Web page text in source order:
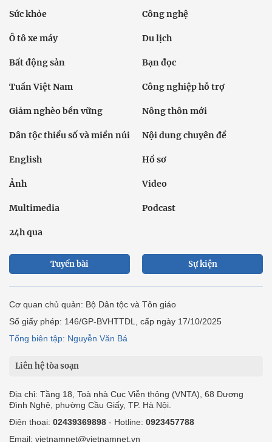
Sức khỏe Công nghệ
Ô tô xe máy Du lịch
Bất động sản Bạn đọc
Tuần Việt Nam Công nghiệp hỗ trợ
Giảm nghèo bền vững Nông thôn mới
Dân tộc thiểu số và miền núi Nội dung chuyên đề
English Hồ sơ
Ảnh Video
Multimedia Podcast
24h qua
Tuyến bài Sự kiện
Cơ quan chủ quản: Bộ Dân tộc và Tôn giáo
Số giấy phép: 146/GP-BVHTTDL, cấp ngày 17/10/2025
Tổng biên tập: Nguyễn Văn Bá
Liên hệ tòa soạn
Địa chỉ: Tầng 18, Toà nhà Cục Viễn thông (VNTA), 68 Dương
Đình Nghệ, phường Cầu Giấy, TP. Hà Nội.
Điện thoại: 02439369898 - Hotline: 0923457788
Email: vietnamnet@vietnamnet.vn